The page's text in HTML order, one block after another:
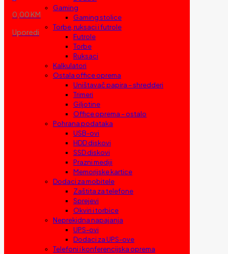
0,00 KM
Uporedi
Gaming
Gaming stolice
Torbe, ruksaci i futrole
Futrole
Torbe
Ruksaci
Kalkulatori
Ostala office oprema
Uništavač papira – shredderi
Trimeri
Giljotine
Office oprema – ostalo
Pohrana podataka
USB-ovi
HDD diskovi
SSD diskovi
Prazni mediji
Memorijske kartice
Dodaci za mobitele
Zaštita za telefone
Sprejevi
Okviri i torbice
Neprekidna napajanja
UPS-ovi
Dodaci za UPS-ove
Telefoni i konferencijska oprema